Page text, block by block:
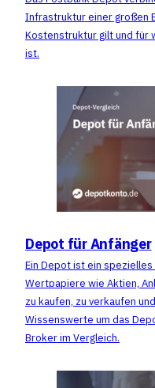
Infrastruktur einer großen
Kostenstruktur gilt und für
ist.
Depot für Anfänger
Ein Depot ist ein
Wertpapiere wie Aktien,
zu kaufen, zu verkaufen
Wissenswerte um das
Broker im Vergleich.